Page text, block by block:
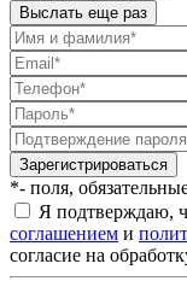
Выслать еще раз
Зарегистрироваться
*- поля,
Я подтверждаю,
соглашением и
согласие на